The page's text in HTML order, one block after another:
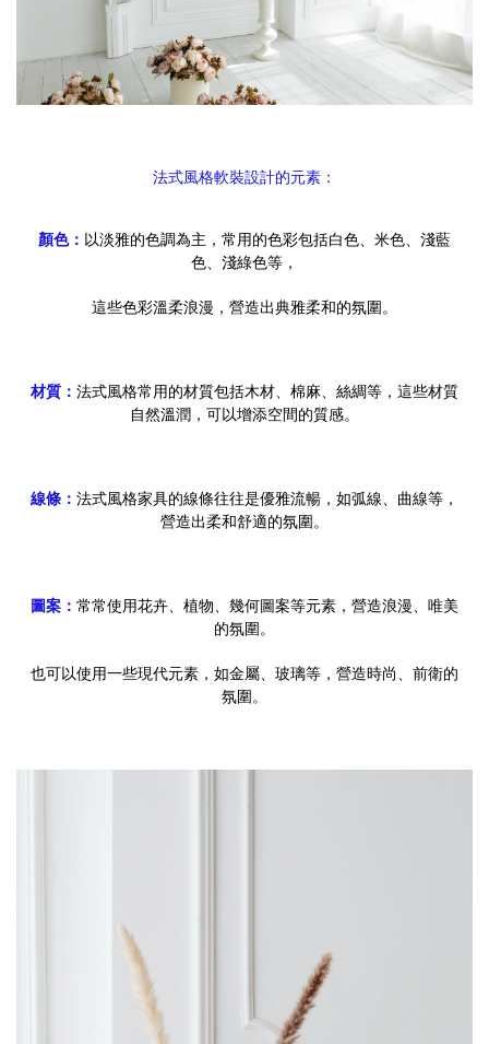
法式風格軟裝設計的元素：
顏色： 以淡雅的色調為主，常用的色彩包括白色、米色、淺藍
色、淺綠色等，
這些色彩溫柔浪漫，營造出典雅柔和的氛圍。
材質： 法式風格常用的材質包括木材、棉麻、絲綢等，這些材質
自然溫潤，可以增添空間的質感。
線條： 法式風格家具的線條往往是優雅流暢，如弧線、曲線等，
營造出柔和舒適的氛圍。
圖案： 常常使用花卉、植物、幾何圖案等元素，營造浪漫、唯美
的氛圍。
也可以使用一些現代元素，如金屬、玻璃等，營造時尚、前衛的
氛圍。